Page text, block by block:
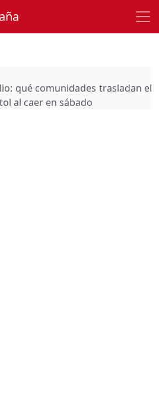
qué comunidades trasladan el
al caer en sábado